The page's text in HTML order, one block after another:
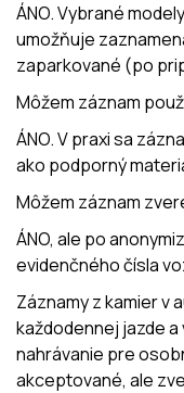
ÁNO. Vybrané
umožňuje
zaparkované (po
Môžem záznam
ÁNO. V praxi sa
ako podporný
Môžem záznam
ÁNO, ale po
evidenčného čísla
Záznamy z kamier v
každodennej jazde
nahrávanie pre
akceptované, ale